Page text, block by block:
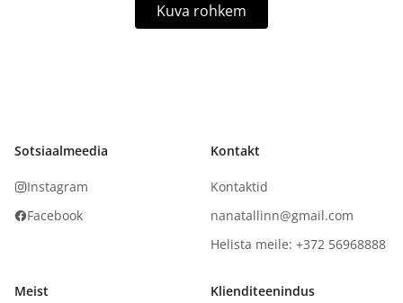
Kuva rohkem
Sotsiaalmeedia
Instagram
Facebook
Kontakt
Kontaktid
nanatallinn@gmail.com
Helista meile: +372 56968888
Meist Klienditeenindus